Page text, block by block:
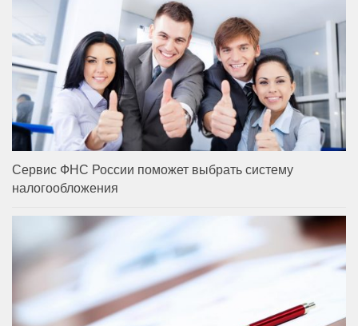
Сервис ФНС России поможет выбрать систему
налогообложения